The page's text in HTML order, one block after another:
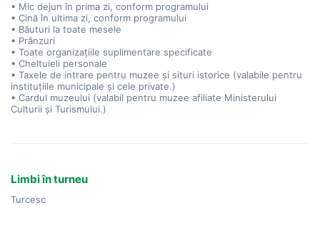
• Mic dejun în prima zi, conform programului
• Cină în ultima zi, conform programului
• Băuturi la toate mesele
• Prânzuri
• Toate organizațiile suplimentare specificate
• Cheltuieli personale
• Taxele de intrare pentru muzee și situri istorice (valabile pentru
instituțiile municipale și cele private.)
• Cardul muzeului (valabil pentru muzee afiliate Ministerului
Culturii și Turismului.)
Limbi în turneu
Turcesc